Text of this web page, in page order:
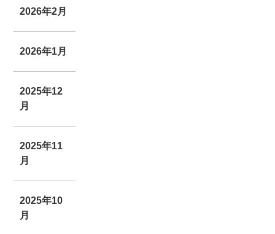
2026年2月
2026年1月
2025年12
月
2025年11
月
2025年10
月